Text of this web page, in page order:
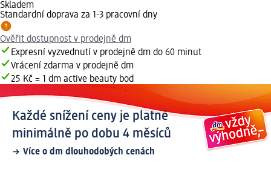
Skladem
Standardní doprava za 1-3 pracovní dny
Ověřit dostupnost v prodejně dm
Expresní vyzvednutí v prodejně dm do 60 minut
Vrácení zdarma v prodejně dm
25 Kč = 1 dm active beauty bod
Každé snížení ceny je platné
minimálně po dobu 4 měsíců
Více o dm dlouhodobých cenách